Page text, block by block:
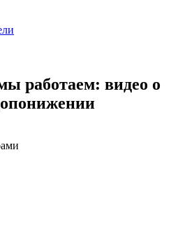
работаем: видео о